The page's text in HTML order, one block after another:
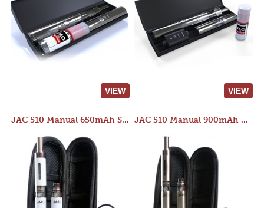
VIEW VIEW
JAC 510 Manual 650mAh Starter Kit JAC 510 Manual 900mAh Starter Kit